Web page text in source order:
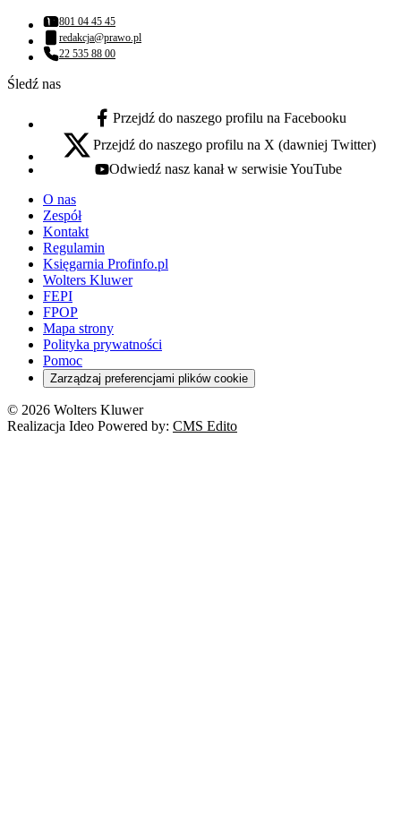
Numer telefonu:
801 04 45 45
Adres email:
redakcja@prawo.pl
Numer telefonu:
22 535 88 00
Śledź nas
facebook - otwiera się w nowej karcie
Przejdź do naszego profilu na Facebooku
x - otwiera się w nowej karcie
Przejdź do naszego profilu na X (dawniej Twitter)
youtube - otwiera się w nowej karcie
Odwiedź nasz kanał w serwisie YouTube
O nas
Zespół
Kontakt
Regulamin
Księgarnia Profinfo.pl
Wolters Kluwer
FEPI
FPOP
Mapa strony
Polityka prywatności
Pomoc
Zarządzaj preferencjami plików cookie
© 2026 Wolters Kluwer
Realizacja Ideo Powered by: CMS Edito